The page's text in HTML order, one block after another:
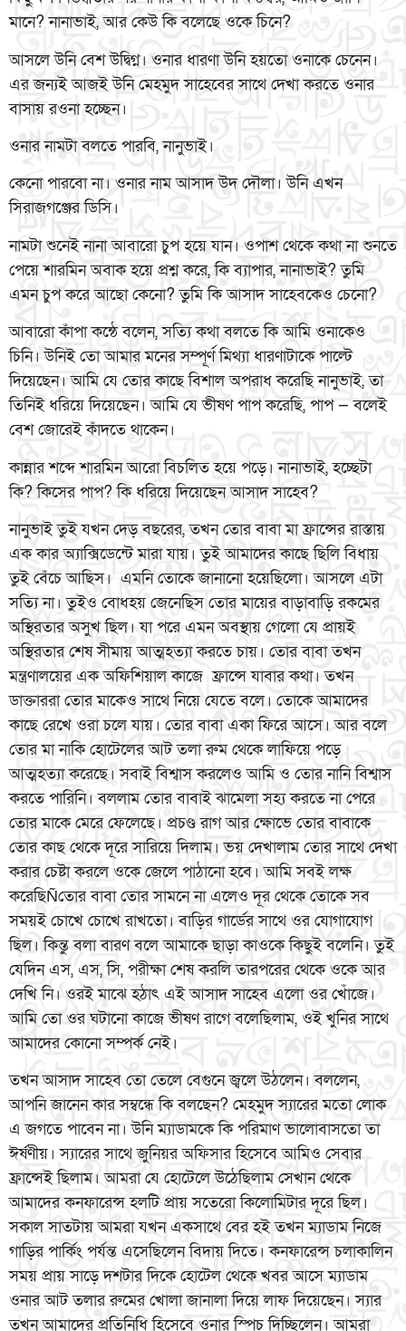
মানে? নানাভাই, আর কেউ কি বলেছে ওকে চিনে?
আসলে উনি বেশ উদ্বিগ্ন। ওনার ধারণা উনি হয়তো ওনাকে চেনেন।
এর জন্যই আজই উনি মেহমুদ সাহেবের সাথে দেখা করতে ওনার
বাসায় রওনা হচ্ছেন।
ওনার নামটা বলতে পারবি, নানুভাই।
কেনো পারবো না। ওনার নাম আসাদ উদ দৌলা। উনি এখন
সিরাজগঞ্জের ডিসি।
নামটা শুনেই নানা আবারো চুপ হয়ে যান। ওপাশ থেকে কথা না শুনতে
পেয়ে শারমিন অবাক হয়ে প্রশ্ন করে, কি ব্যাপার, নানাভাই? তুমি
এমন চুপ করে আছো কেনো? তুমি কি আসাদ সাহেবকেও চেনো?
আবারো কাঁপা কন্ঠে বলেন, সত্যি কথা বলতে কি আমি ওনাকেও
চিনি। উনিই তো আমার মনের সম্পূর্ণ মিথ্যা ধারণাটাকে পাল্টে
দিয়েছেন। আমি যে তোর কাছে বিশাল অপরাধ করেছি নানুভাই, তা
তিনিই ধরিয়ে দিয়েছেন। আমি যে ভীষণ পাপ করেছি, পাপ — বলেই
বেশ জোরেই কাঁদতে থাকেন।
কান্নার শব্দে শারমিন আরো বিচলিত হয়ে পড়ে। নানাভাই, হচ্ছেটা
কি? কিসের পাপ? কি ধরিয়ে দিয়েছেন আসাদ সাহেব?
নানুভাই তুই যখন দেড় বছরের, তখন তোর বাবা মা ফ্রান্সের রাস্তায়
এক কার অ্যাক্সিডেন্টে মারা যায়। তুই আমাদের কাছে ছিলি বিধায়
তুই বেঁচে আছিস। এমনি তোকে জানানো হয়েছিলো। আসলে এটা
সত্যি না। তুইও বোধহয় জেনেছিস তোর মায়ের বাড়াবাড়ি রকমের
অস্থিরতার অসুখ ছিল। যা পরে এমন অবস্থায় গেলো যে প্রায়ই
অস্থিরতার শেষ সীমায় আত্মহত্যা করতে চায়। তোর বাবা তখন
মন্ত্রণালয়ের এক অফিশিয়াল কাজে ফ্রান্সে যাবার কথা। তখন
ডাক্তাররা তোর মাকেও সাথে নিয়ে যেতে বলে। তোকে আমাদের
কাছে রেখে ওরা চলে যায়। তোর বাবা একা ফিরে আসে। আর বলে
তোর মা নাকি হোটেলের আট তলা রুম থেকে লাফিয়ে পড়ে
আত্মহত্যা করেছে। সবাই বিশ্বাস করলেও আমি ও তোর নানি বিশ্বাস
করতে পারিনি। বললাম তোর বাবাই ঝামেলা সহ্য করতে না পেরে
তোর মাকে মেরে ফেলেছে। প্রচণ্ড রাগ আর ক্ষোভে তোর বাবাকে
তোর কাছ থেকে দূরে সারিয়ে দিলাম। ভয় দেখালাম তোর সাথে দেখা
করার চেষ্টা করলে ওকে জেলে পাঠানো হবে। আমি সবই লক্ষ
করেছিÑতোর বাবা তোর সামনে না এলেও দূর থেকে তোকে সব
সময়ই চোখে চোখে রাখতো। বাড়ির গার্ডের সাথে ওর যোগাযোগ
ছিল। কিন্তু বলা বারণ বলে আমাকে ছাড়া কাওকে কিছুই বলেনি। তুই
যেদিন এস, এস, সি, পরীক্ষা শেষ করলি তারপরের থেকে ওকে আর
দেখি নি। ওরই মাঝে হঠাৎ এই আসাদ সাহেব এলো ওর খোঁজে।
আমি তো ওর ঘটানো কাজে ভীষণ রাগে বলেছিলাম, ওই খুনির সাথে
আমাদের কোনো সম্পর্ক নেই।
তখন আসাদ সাহেব তো তেলে বেগুনে জ্বলে উঠলেন। বললেন,
আপনি জানেন কার সম্বন্ধে কি বলছেন? মেহমুদ স্যারের মতো লোক
এ জগতে পাবেন না। উনি ম্যাডামকে কি পরিমাণ ভালোবাসতো তা
ঈর্ষণীয়। স্যারের সাথে জুনিয়র অফিসার হিসেবে আমিও সেবার
ফ্রান্সেই ছিলাম। আমরা যে হোটেলে উঠেছিলাম সেখান থেকে
আমাদের কনফারেন্স হলটি প্রায় সতেরো কিলোমিটার দূরে ছিল।
সকাল সাতটায় আমরা যখন একসাথে বের হই তখন ম্যাডাম নিজে
গাড়ির পার্কিং পর্যন্ত এসেছিলেন বিদায় দিতে। কনফারেন্স চলাকালিন
সময় প্রায় সাড়ে দশটার দিকে হোটেল থেকে খবর আসে ম্যাডাম
ওনার আট তলার রুমের খোলা জানালা দিয়ে লাফ দিয়েছেন। স্যার
তখন আমাদের প্রতিনিধি হিসেবে ওনার স্পিচ দিচ্ছিলেন। আমরা